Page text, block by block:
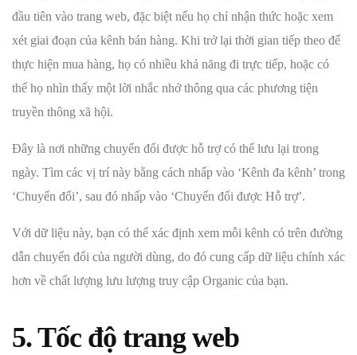
đầu tiên vào trang web, đặc biệt nếu họ chỉ nhận thức hoặc xem
xét giai đoạn của kênh bán hàng. Khi trở lại thời gian tiếp theo để
thực hiện mua hàng, họ có nhiều khả năng đi trực tiếp, hoặc có
thể họ nhìn thấy một lời nhắc nhở thông qua các phương tiện
truyền thông xã hội.
Đây là nơi những chuyển đổi được hỗ trợ có thể lưu lại trong
ngày. Tìm các vị trí này bằng cách nhấp vào ‘Kênh đa kênh’ trong
‘Chuyển đổi’, sau đó nhấp vào ‘Chuyển đổi được Hỗ trợ’.
Với dữ liệu này, bạn có thể xác định xem mỗi kênh có trên đường
dẫn chuyển đổi của người dùng, do đó cung cấp dữ liệu chính xác
hơn về chất lượng lưu lượng truy cập Organic của bạn.
5. Tốc độ trang web